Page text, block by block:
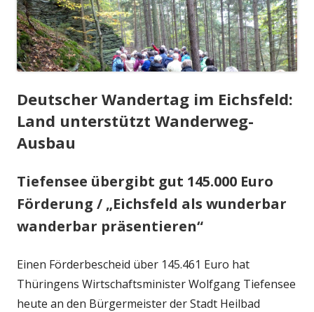
Deutscher Wandertag im Eichsfeld:
Land unterstützt Wanderweg-
Ausbau
Tiefensee übergibt gut 145.000 Euro
Förderung / „Eichsfeld als wunderbar
wanderbar präsentieren“
Einen Förderbescheid über 145.461 Euro hat
Thüringens Wirtschaftsminister Wolfgang Tiefensee
heute an den Bürgermeister der Stadt Heilbad